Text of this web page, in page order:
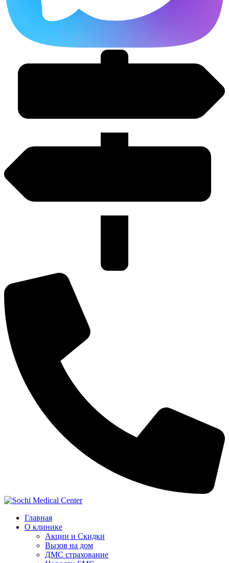
Главная
О клинике
Акции и Скидки
Вызов на дом
ДМС страхование